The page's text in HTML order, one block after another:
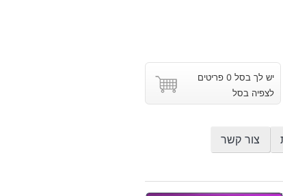
יש לך בסל 0 פריטים
לצפיה בסל
צור קשר